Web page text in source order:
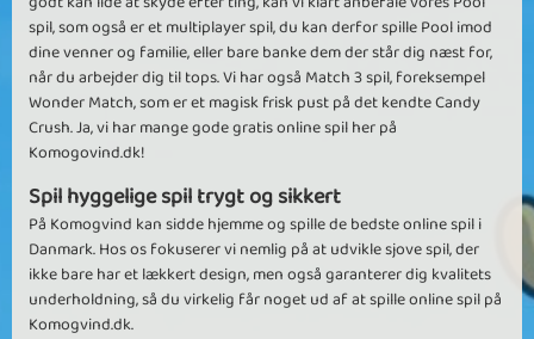
spil, som også er et multiplayer spil, du kan derfor spille Pool imod
dine venner og familie, eller bare banke dem der står dig næst for,
når du arbejder dig til tops. Vi har også Match 3 spil, foreksempel
Wonder Match, som er et magisk frisk pust på det kendte Candy
Crush. Ja, vi har mange gode gratis online spil her på
Komogovind.dk!
Spil hyggelige spil trygt og sikkert
På Komogvind kan sidde hjemme og spille de bedste online spil i
Danmark. Hos os fokuserer vi nemlig på at udvikle sjove spil, der
ikke bare har et lækkert design, men også garanterer dig kvalitets
underholdning, så du virkelig får noget ud af at spille online spil på
Komogvind.dk.